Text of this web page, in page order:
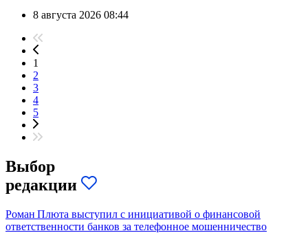
8 августа 2026 08:44
1
2
3
4
5
Выбор
редакции
Роман Плюта выступил с инициативой о финансовой
ответственности банков за телефонное мошенничество